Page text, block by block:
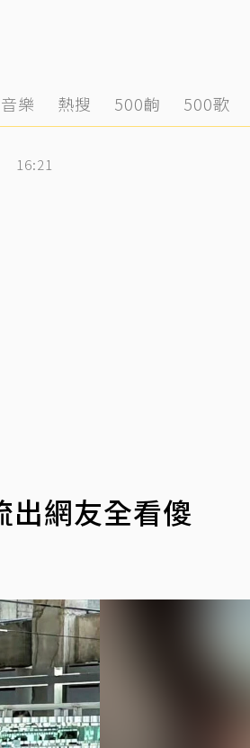
音樂 熱搜 500齣 500歌
16:21
出網友全看傻